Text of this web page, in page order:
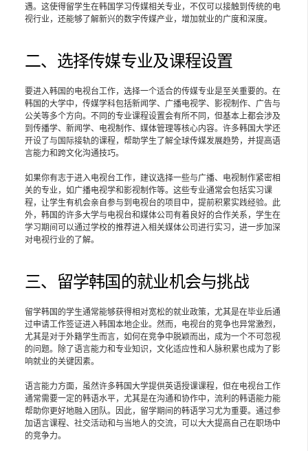
遇。这使得留学生在韩国学习传媒相关专业，不仅可以接触到传统的电
视行业，还能够了解新兴的数字传媒产业，增加就业的广度和深度。
二、选择传媒专业及课程设置
要进入韩国的电视台工作，选择一个适合的传媒专业是至关重要的。在
韩国的大学中，传媒学科包括新闻学、广播电视学、影视制作、广告与
公关等多个方向。不同的专业课程设置会有所不同，但基本上都会涉及
到传播学、新闻学、电视制作、媒体管理等核心内容。许多韩国大学还
开设了与国际接轨的课程，帮助学生了解全球传媒发展趋势，并提高语
言能力和跨文化沟通技巧。
如果你有志于进入电视台工作，建议选择一些与广播、电视制作紧密相
关的专业，如广播电视学和影视制作等。这些专业通常会包括实习课
程，让学生有机会亲自参与到电视台的项目中，提前积累实践经验。此
外，韩国的许多大学与电视台和媒体公司有着良好的合作关系，学生在
学习期间可以通过学校的推荐进入相关媒体公司进行实习，进一步加深
对电视行业的了解。
三、留学韩国的就业机会与挑战
留学韩国的学生通常能够获得相对宽松的就业政策，尤其是在毕业后通
过申请工作签证进入韩国本地企业。然而，电视台的竞争也异常激烈，
尤其是对于外籍学生而言，如何在竞争中脱颖而出，成为一个不可忽视
的问题。除了语言能力和专业知识，文化适应性和人脉积累也成为了影
响就业的关键因素。
语言能力方面，虽然许多韩国大学提供英语授课课程，但在电视台工作
通常需要一定的韩语水平，尤其是在沟通和协作中，流利的韩语能力能
帮助你更好地融入团队。因此，留学期间的韩语学习尤为重要。通过参
加语言课程、社交活动和与当地人的交流，可以大大提高自己在职场中
的竞争力。